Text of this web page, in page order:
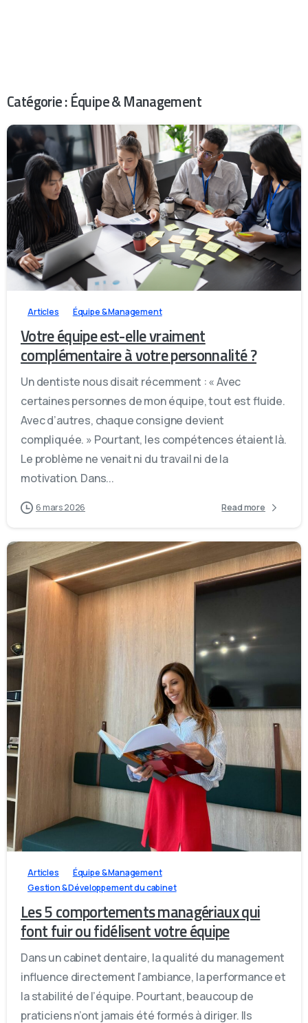
Catégorie :Équipe & Management
0 10
Articles Équipe & Management
Votre équipe est-elle vraiment
complémentaire à votre personnalité ?
Un dentiste nous disait récemment : « Avec
certaines personnes de mon équipe, tout est fluide.
Avec d’autres, chaque consigne devient
compliquée. » Pourtant, les compétences étaient là.
Le problème ne venait ni du travail ni de la
motivation. Dans...
6 mars 2026 Read more
0
Articles
Équipe & Management
Gestion & Développement du cabinet
Les 5 comportements managériaux qui
font fuir ou fidélisent votre équipe
Dans un cabinet dentaire, la qualité du management
influence directement l’ambiance, la performance et
la stabilité de l’équipe. Pourtant, beaucoup de
praticiens n’ont jamais été formés à diriger. Ils